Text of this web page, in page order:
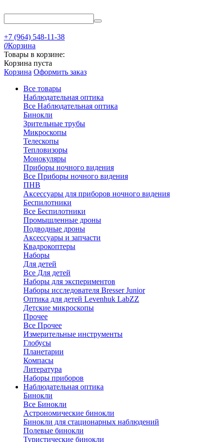
+7 (964) 548-11-38
0Корзина
Товары в корзине:
Корзина пуста
Корзина Оформить заказ
Все товары
Наблюдательная оптика
Все Наблюдательная оптика
Бинокли
Зрительные трубы
Микроскопы
Телескопы
Тепловизоры
Монокуляры
Приборы ночного видения
Все Приборы ночного видения
ПНВ
Аксессуары для приборов ночного видения
Беспилотники
Все Беспилотники
Промышленные дроны
Подводные дроны
Аксессуары и запчасти
Квадрокоптеры
Наборы
Для детей
Все Для детей
Наборы для экспериментов
Наборы исследователя Bresser Junior
Оптика для детей Levenhuk LabZZ
Детские микроскопы
Прочее
Все Прочее
Измерительные инструменты
Глобусы
Планетарии
Компасы
Литература
Наборы приборов
Наблюдательная оптика
Бинокли
Все Бинокли
Астрономические бинокли
Бинокли для стационарных наблюдений
Полевые бинокли
Туристические бинокли